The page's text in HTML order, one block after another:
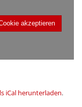
akzeptieren
iCal herunterladen.